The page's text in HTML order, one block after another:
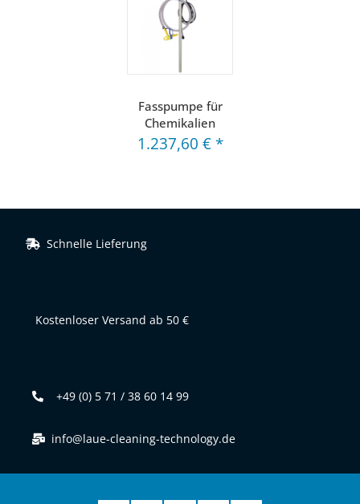
Fasspumpe für
Chemikalien
1.237,60 € *
Schnelle Lieferung
Kostenloser Versand ab 50 €
+49 (0) 5 71 / 38 60 14 99
info@laue-cleaning-technology.de